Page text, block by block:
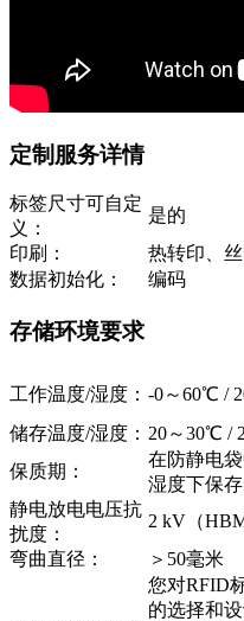
定制服务详情
标签尺寸可自定
义：
是的
印刷：
热转印、
数据初始化：
编码
存储环境要求
工作温度/湿度： -0～60℃ /
储存温度/湿度： 20～30℃ /
保质期：
在防静电
湿度下保存
静电放电电压抗
扰度：
2 kV（HBM
弯曲直径：
＞50毫米
您对RFID
的选择和